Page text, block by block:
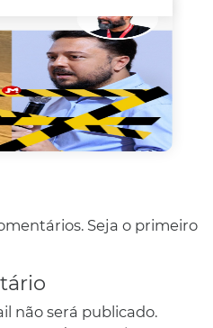
Seja o primeiro
não será publicado.